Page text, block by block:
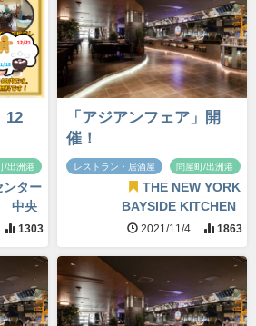
12
/出洲港
ンター
中央
1303
「アジアンフェア」開
催！
レストラン・居酒屋 問屋町/出洲港
THE NEW YORK
BAYSIDE KITCHEN
2021/11/4 1863